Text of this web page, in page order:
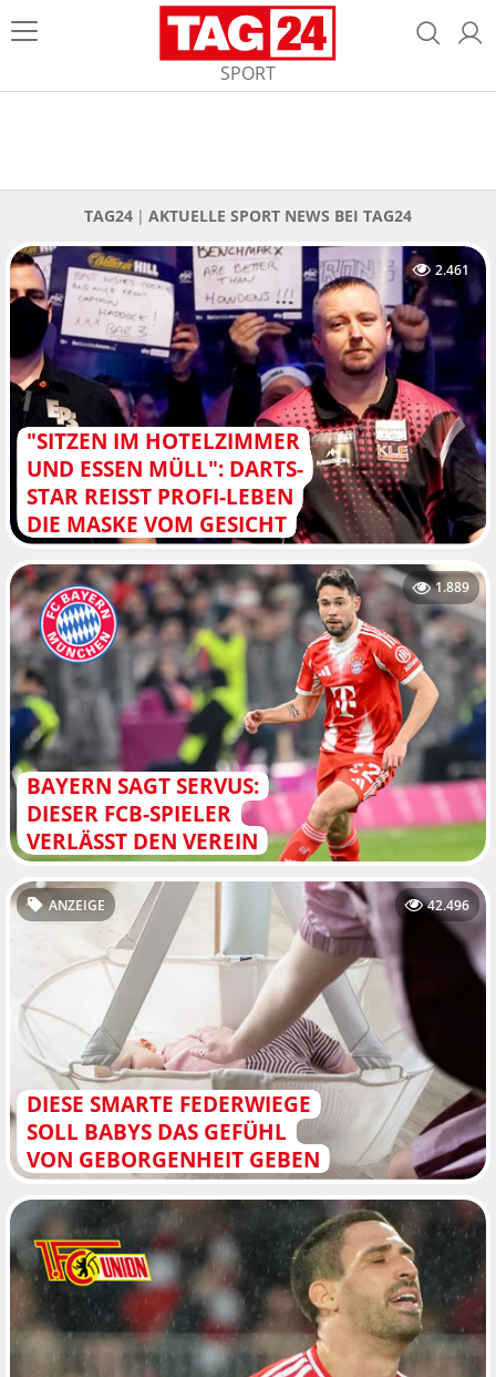
SPORT
TAG24 AKTUELLE SPORT NEWS BEI TAG24
"SITZEN IM HOTELZIMMER
UND ESSEN MÜLL": DARTS-
STAR REISST PROFI-LEBEN D
IE MASKE VOM GESICHT
2.461
BAYERN SAGT SERVUS:
DIESER FCB-SPIELER
VERLÄSST DEN VEREIN
1.889
DIESE SMARTE FEDERWIEGE
SOLL BABYS DAS GEFÜHL
VON GEBORGENHEIT GEBEN
ANZEIGE 42.496